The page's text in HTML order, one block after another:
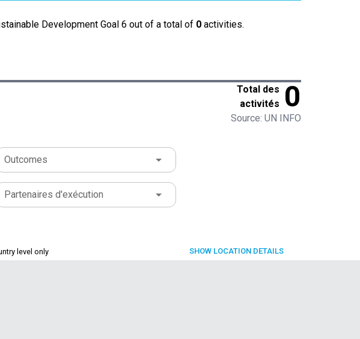
Development Goal 6 out of a total of 0 activities.
Total des
activités 0
Source: UN INFO
Outcomes
Partenaires d'exécution
level only SHOW LOCATION DETAILS